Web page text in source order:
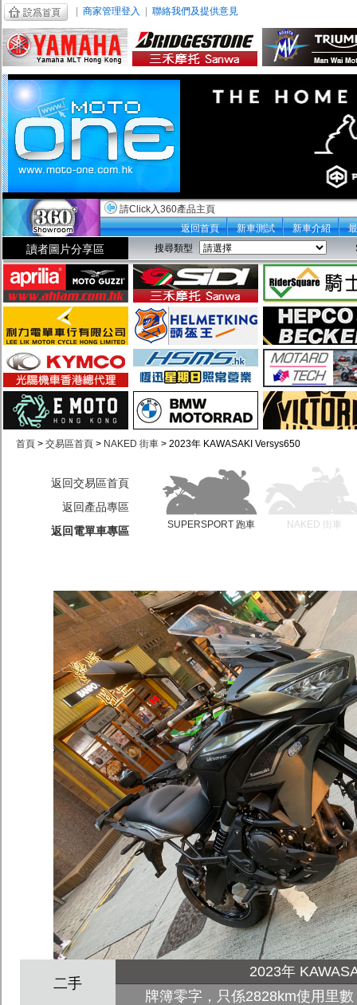
商家管理登入 聯絡我們及提供意見
請Click入360產品主頁
返回首頁
新車測試 新車介紹
讀者圖片分享區 搜尋類型
首頁 > 交易區首頁 > NAKED 街車 > 2023年 KAWASAKI Versys650
返回交易區首頁
返回產品專區
返回電單車專區
SUPERSPORT 跑車 NAKED 街車
二手
2023年
牌簿零字，只係2828km使用里